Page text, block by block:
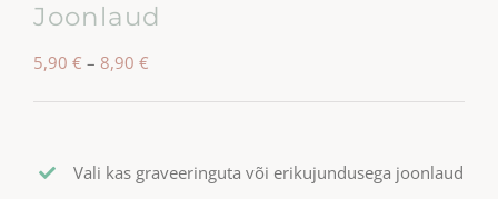
Joonlaud
5,90 € – 8,90 €
8,90 €
Vali kas graveeringuta või erikujundusega joonlaud